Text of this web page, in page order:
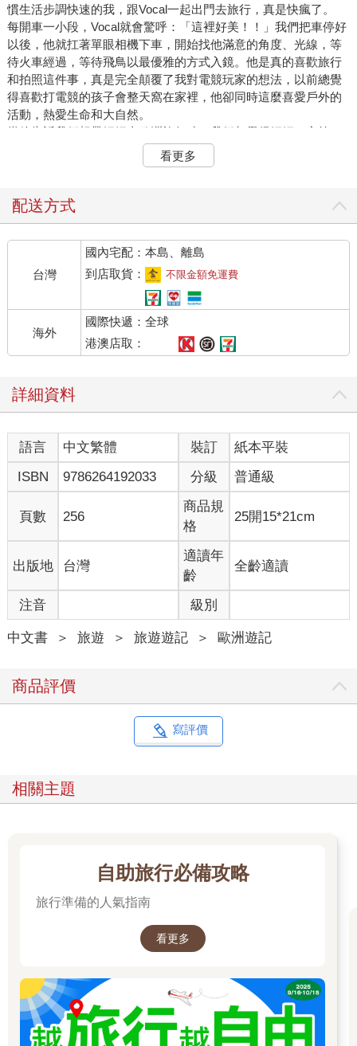
慣生活步調快速的我，跟Vocal一起出門去旅行，真是快瘋了。
每開車一小段，Vocal就會驚呼：「這裡好美！！」我們把車停好
以後，他就扛著單眼相機下車，開始找他滿意的角度、光線，等
待火車經過，等待飛鳥以最優雅的方式入鏡。他是真的喜歡旅行
和拍照這件事，真是完全顛覆了我對電競玩家的想法，以前總覺
得喜歡打電競的孩子會整天窩在家裡，他卻同時這麼喜愛戶外的
活動，熱愛生命和大自然。
當他告訴我們想帶媽媽去歐洲旅行時，我們都覺得媽媽一定第一
時間就會婉拒他。因為這麼多年來，媽媽的工作、家務忙碌，就
連我們想帶她去外地兩天一夜，她也常常擔心工作而無法跟我們
錢。
八天，到挪威看極光、到瑞士滑雪、到北極圈看無敵雪景、到土
耳其看遍地的貓咪、搭了馴鹿雪橇、到德國去看姊姊、到義大利
看米蘭大教堂……我想不只是我，媽媽應該在出發前都沒有想過
這輩子竟然能有這麼棒的一段旅行。
看到Vocal書中詳述旅行的過程讓人身歷其境，看到每一張美景照
片都讓我驚呼連連，怎麼能有這麼美的地方！！怎麼能拍得這麼
美！！感謝Vocal帶媽媽出遊，讓辛苦一輩子的媽媽能有這麼棒的
回憶。
推薦序
踏上幸福的旅程 YouTube「姐姐愛開車」 沈慧蘭（殺手蘭）
我和弟弟差六歲，小時候常帶著他到處玩，但長大後每當別人問
起我和弟弟小時候的趣事，印象最深的竟然是我騎腳踏車載他，
把他的頭摔破一個洞，然後我被爸爸打得半死……天啊！和弟弟
從小到大這麼多美好的回憶竟然都忘了，只記得弟弟摔破頭。每
次很想補充說明我們深似海的親情，記憶卻都好模糊，如果小時
候我有寫日記，應該就能證明我是如何虐待他，啊！不是，是如
這幾年弟弟帶著媽媽到歐洲深度旅遊，留下好多珍貴的回憶和紀
錄。身為女兒和姊姊，真的很開心兩個我深愛的親人，可以一起
創造這麼美好的旅程。而弟弟這幾年開始攝影和寫作，我也才發
現他除了曾是電競國手的身分以外，竟然也是個有溫度的攝影師
和作家，常讓我看著他的照片和文字，猶如在每一則溫暖的故事
謝謝弟弟帶媽媽出去玩，一起去看遍世界最美好的風景。我想對
很多人來說，人生最大的幸福之一就是在旅途中有至親相伴，只
實現！也謝謝弟弟用書本完整記錄了這趟旅程，讓每一個人都能
自序：每一段經歷，都會在未來用不同形式來豐富自己
七年前，我做了一個人生中比較重大的決定，那就是去上海工
其實，我離開台灣前的最後一份工作很受公司重用，而且薪資也
達到了年輕時覺得不敢想像的水準，算是圓夢了。可是，對當時
三十五歲的我來說，眼前大概只剩下這個機會去親身台灣以外的
我一向認為外界和媒體報導的說法只能當作參考，除非親自參與
和聲音了。一件事情的好與壞，親身體驗都不一定準確，更何況
是聽別人說呢。我想透過長期在當地生活，獲得不一樣的人生體
驗。
看更多
配送方式
台灣
國內宅配：本島、離島
到店取貨：
不限金額免運費
海外
國際快遞：全球
港澳店取：
詳細資料
語言 中文繁體 裝訂
紙本平裝
ISBN
9786264192033 分級 普通級
頁數 256
商品規
格
25開15*21cm
出版地 台灣
適讀年
齡
全齡適讀
注音 級別
中文書 ＞ 旅遊 ＞ 旅遊遊記 ＞ 歐洲遊記
商品評價
寫評價
相關主題
自助旅行必備攻略
旅行準備的人氣指南
看更多